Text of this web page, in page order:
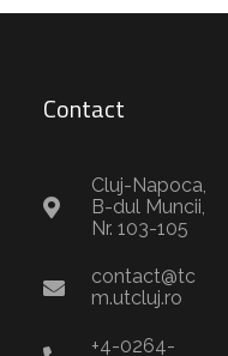
Contact
Cluj-Napoca,
B-dul Muncii,
Nr. 103-105
contact@tc
m.utcluj.ro
+4-0264-